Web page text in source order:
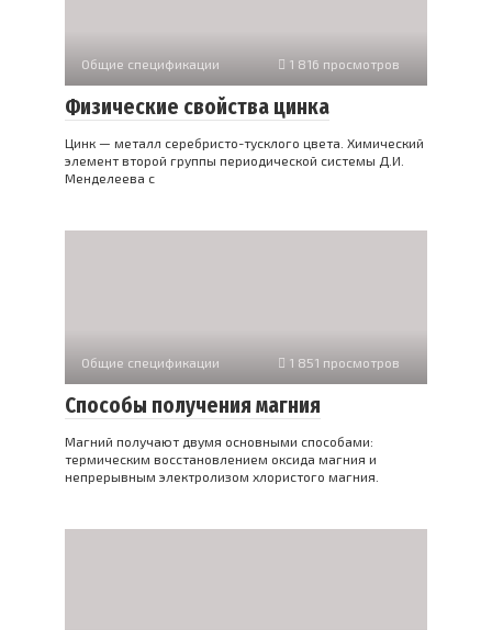
Общие спецификации 1 816 просмотров
Физические свойства цинка
Цинк — металл серебристо-тусклого цвета. Химический
элемент второй группы периодической системы Д.И.
Менделеева с
Общие спецификации 1 851 просмотров
Способы получения магния
Магний получают двумя основными способами:
термическим восстановлением оксида магния и
непрерывным электролизом хлористого магния.